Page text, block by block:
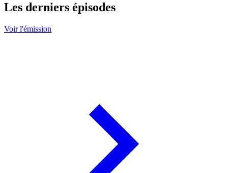
Les derniers épisodes
Voir l'émission